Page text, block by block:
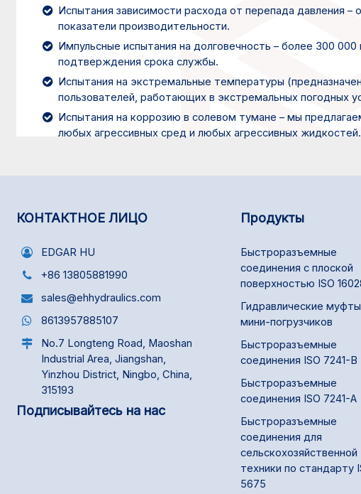
Испытания зависимости расхода от перепада давления –
показатели производительности.
Импульсные испытания на долговечность – более 300 000
подтверждения срока службы.
Испытания на экстремальные температуры
пользователей, работающих в экстремальных погодных
Испытания на коррозию в солевом тумане – мы
любых агрессивных сред и любых агрессивных жидкостей.
КОНТАКТНОЕ ЛИЦО
EDGAR HU
+86 13805881990
sales@ehhydraulics.com
8613957885107
No.7 Longteng Road, Maoshan
Industrial Area, Jiangshan,
Yinzhou District, Ningbo, China,
315193
Подписывайтесь на нас
Продукты
Быстроразъемные
соединения с плоской
поверхностью ISO
Гидравлические
мини-погрузчиков
Быстроразъемные
соединения ISO 7241-B
Быстроразъемные
соединения ISO 7241-A
Быстроразъемные
соединения для
сельскохозяйственной
техники по стандарту
5675